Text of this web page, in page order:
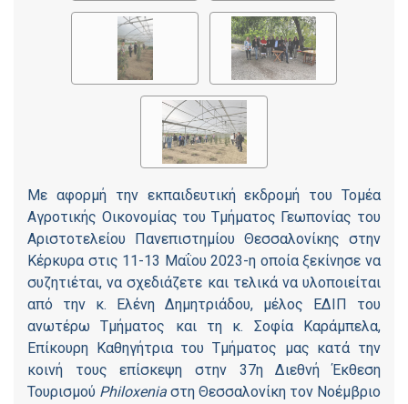
Με αφορμή την εκπαιδευτική εκδρομή του Τομέα
Αγροτικής Οικονομίας του Τμήματος Γεωπονίας του
Αριστοτελείου Πανεπιστημίου Θεσσαλονίκης στην
Κέρκυρα στις 11-13 Μαΐου 2023-η οποία ξεκίνησε να
συζητιέται, να σχεδιάζετε και τελικά να υλοποιείται
από την κ. Ελένη Δημητριάδου, μέλος ΕΔΙΠ του
ανωτέρω Τμήματος και τη κ. Σοφία Καράμπελα,
Επίκουρη Καθηγήτρια του Τμήματος μας κατά την
κοινή τους επίσκεψη στην 37η Διεθνή Έκθεση
Τουρισμού Philoxenia στη Θεσσαλονίκη τον Νοέμβριο